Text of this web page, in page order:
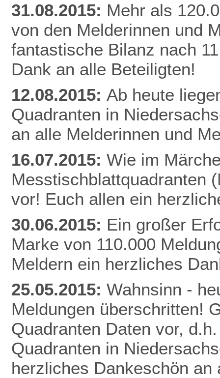
31.08.2015: Mehr als
von den Melderinnen und
fantastische Bilanz nach
Dank an alle Beteiligten!
12.08.2015: Ab heute
Quadranten in
an alle Melderinnen und
16.07.2015: Wie im
Messtischblattquadranten
vor! Euch allen ein
30.06.2015: Ein großer
Marke von 110.000
Meldern ein herzliches
25.05.2015: Wahnsinn -
Meldungen überschritten!
Quadranten Daten vor,
Quadranten in
herzliches Dankeschön